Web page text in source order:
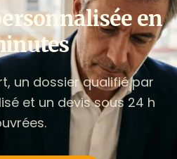
en
un dossier qualifié par
et un devis sous 24 h